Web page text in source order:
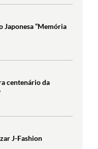
Japonesa “Memória
centenário da
J-Fashion